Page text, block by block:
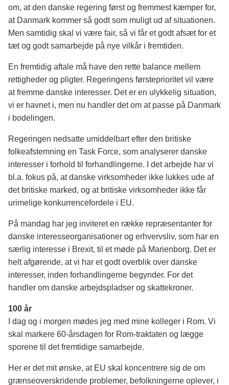
om, at den danske regering først og fremmest kæmper for,
at Danmark kommer så godt som muligt ud af situationen.
Men samtidig skal vi være fair, så vi får et godt afsæt for et
tæt og godt samarbejde på nye vilkår i fremtiden.
En fremtidig aftale må have den rette balance mellem
rettigheder og pligter. Regeringens førsteprioritet vil være
at fremme danske interesser. Det er en ulykkelig situation,
vi er havnet i, men nu handler det om at passe på Danmark
i bodelingen.
Regeringen nedsatte umiddelbart efter den britiske
folkeafstemning en Task Force, som analyserer danske
interesser i forhold til forhandlingerne. I det arbejde har vi
bl.a. fokus på, at danske virksomheder ikke lukkes ude af
det britiske marked, og at britiske virksomheder ikke får
urimelige konkurrencefordele i EU.
På mandag har jeg inviteret en række repræsentanter for
danske interesseorganisationer og erhvervsliv, som har en
særlig interesse i Brexit, til et møde på Marienborg. Det er
helt afgørende, at vi har et godt overblik over danske
interesser, inden forhandlingerne begynder. For det
handler om danske arbejdspladser og skattekroner.
100 år
I dag og i morgen mødes jeg med mine kolleger i Rom. Vi
skal markere 60-årsdagen for Rom-traktaten og lægge
sporene til det fremtidige samarbejde.
Her er det mit ønske, at EU skal koncentrere sig de om
grænseoverskridende problemer, befolkningerne oplever, i